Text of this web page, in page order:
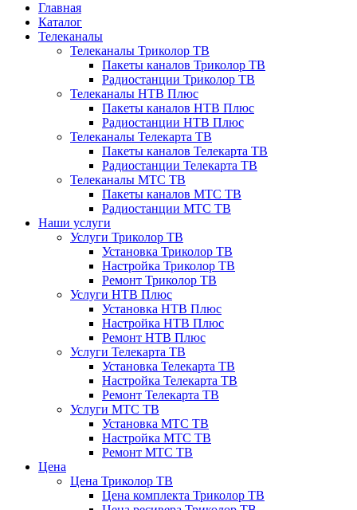
Главная
Каталог
Телеканалы
Телеканалы Триколор ТВ
Пакеты каналов Триколор ТВ
Радиостанции Триколор ТВ
Телеканалы НТВ Плюс
Пакеты каналов НТВ Плюс
Радиостанции НТВ Плюс
Телеканалы Телекарта ТВ
Пакеты каналов Телекарта ТВ
Радиостанции Телекарта ТВ
Телеканалы МТС ТВ
Пакеты каналов МТС ТВ
Радиостанции МТС ТВ
Наши услуги
Услуги Триколор ТВ
Установка Триколор ТВ
Настройка Триколор ТВ
Ремонт Триколор ТВ
Услуги НТВ Плюс
Установка НТВ Плюс
Настройка НТВ Плюс
Ремонт НТВ Плюс
Услуги Телекарта ТВ
Установка Телекарта ТВ
Настройка Телекарта ТВ
Ремонт Телекарта ТВ
Услуги МТС ТВ
Установка МТС ТВ
Настройка МТС ТВ
Ремонт МТС ТВ
Цена
Цена Триколор ТВ
Цена комплекта Триколор ТВ